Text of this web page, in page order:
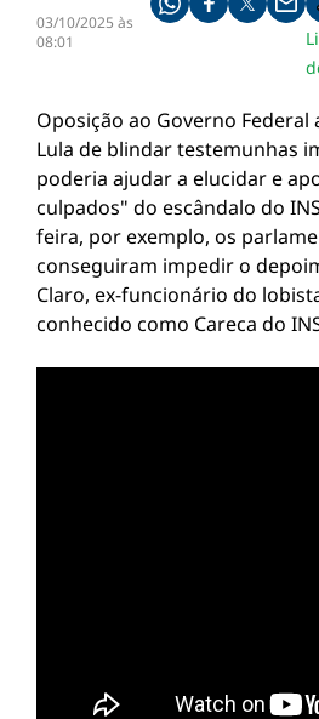
03/10/2025 às
08:01
Compartilhe pelo
Compartilhar
Oposição ao Governo Federal
Lula de blindar testemunhas
poderia ajudar a elucidar e
culpados" do escândalo do
feira, por exemplo, os
conseguiram impedir o
Claro, ex-funcionário do
conhecido como Careca do